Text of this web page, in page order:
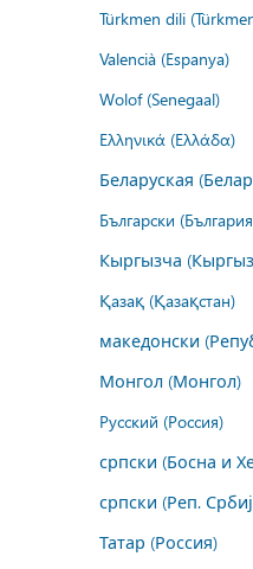
Türkmen dili
Valencià (Espanya)
Wolof (Senegaal)
Ελληνικά (Ελλάδα)
Беларуская
Български
Кыргызча
Қазақ (Қазақстан)
македонски
Монгол (Монгол)
Русский (Россия)
српски (Босна и
српски (Реп.
Татар (Россия)